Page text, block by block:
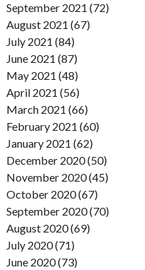
September 2021 (72)
August 2021 (67)
July 2021 (84)
June 2021 (87)
May 2021 (48)
April 2021 (56)
March 2021 (66)
February 2021 (60)
January 2021 (62)
December 2020 (50)
November 2020 (45)
October 2020 (67)
September 2020 (70)
August 2020 (69)
July 2020 (71)
June 2020 (73)